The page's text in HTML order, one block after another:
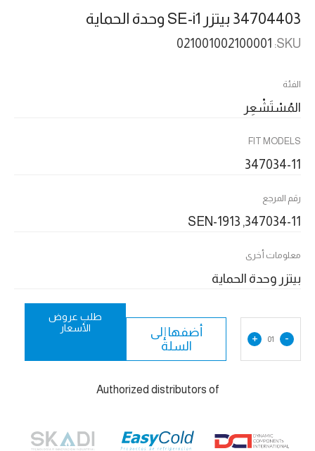
34704403 بيتزر SE-i1 وحدة الحماية
SKU:
الفئة
المُسْتَشْعِر
FIT MODELS
347034-11
رقم المرجع
347034-11, SEN-1913
معلومات أخرى
بيتزر وحدة الحماية
-
01
+
أضفها إلى
السلة
طلب عروض
الأسعار
Authorized distributors of